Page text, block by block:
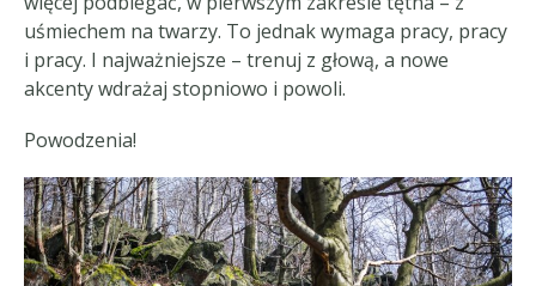
uśmiechem na twarzy. To jednak wymaga pracy, pracy
i pracy. I najważniejsze – trenuj z głową, a nowe
akcenty wdrażaj stopniowo i powoli.
Powodzenia!